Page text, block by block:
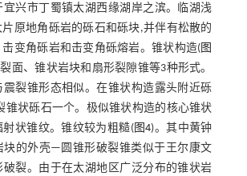
宜兴市丁蜀镇太湖西缘湖岸之滨。临湖浅
原地角砾岩的砾石和砾块,并伴有松散的
变角砾岩和击变角砾熔岩。锥状构造(图
面、锥状岩块和扇形裂隙锥等3种形式。
震裂锥形态相似。在锥状构造露头附近砾
锥状砾石一个。极似锥状构造的核心锥状
状锥纹。锥纹较为粗糙(图4)。其中黄钟
块的外壳—圆锥形破裂锥类似于王尔康文
破裂。由于在太湖地区广泛分布的锥状岩